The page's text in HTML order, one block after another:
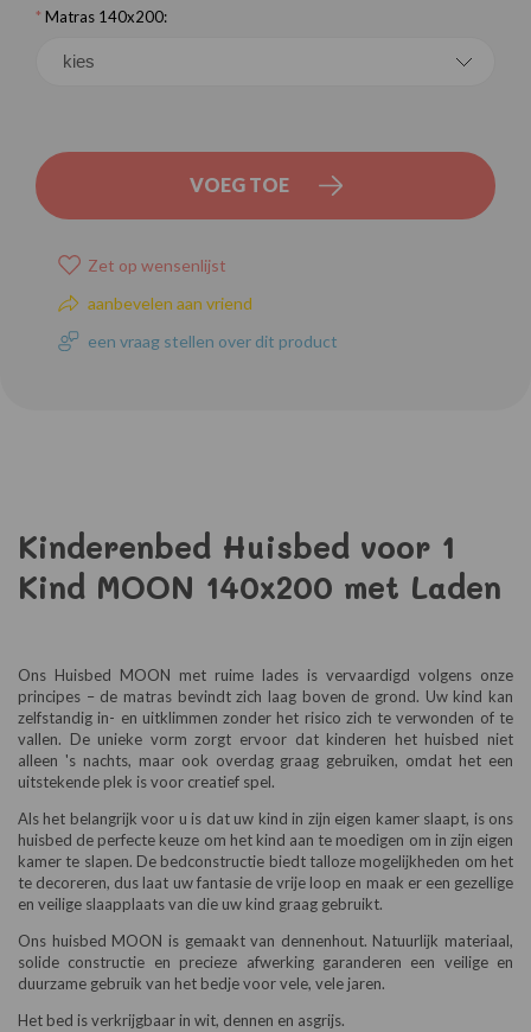
* Matras 140x200:
VOEG TOE
Zet op wensenlijst
aanbevelen aan vriend
een vraag stellen over dit product
Kinderenbed Huisbed voor 1
Kind MOON 140x200 met Laden
Ons Huisbed MOON met ruime lades is vervaardigd volgens onze
principes – de matras bevindt zich laag boven de grond. Uw kind kan
zelfstandig in- en uitklimmen zonder het risico zich te verwonden of te
vallen. De unieke vorm zorgt ervoor dat kinderen het huisbed niet
alleen 's nachts, maar ook overdag graag gebruiken, omdat het een
uitstekende plek is voor creatief spel.
Als het belangrijk voor u is dat uw kind in zijn eigen kamer slaapt, is ons
huisbed de perfecte keuze om het kind aan te moedigen om in zijn eigen
kamer te slapen. De bedconstructie biedt talloze mogelijkheden om het
te decoreren, dus laat uw fantasie de vrije loop en maak er een gezellige
en veilige slaapplaats van die uw kind graag gebruikt.
Ons huisbed MOON is gemaakt van dennenhout. Natuurlijk materiaal,
solide constructie en precieze afwerking garanderen een veilige en
duurzame gebruik van het bedje voor vele, vele jaren.
Het bed is verkrijgbaar in wit, dennen en asgrijs.